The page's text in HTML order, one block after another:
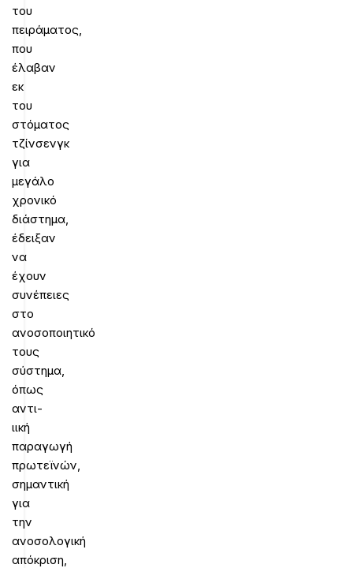
του
πειράματος,
που
έλαβαν
εκ
του
στόματος
τζίνσενγκ
για
μεγάλο
χρονικό
διάστημα,
έδειξαν
να
έχουν
συνέπειες
στο
ανοσοποιητικό
τους
σύστημα,
όπως
αντι-
ιική
παραγωγή
πρωτεϊνών,
σημαντική
για
την
ανοσολογική
απόκριση,